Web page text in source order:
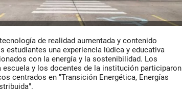
de realidad aumentada y contenido
estudiantes una experiencia lúdica y educativa
con la energía y la sostenibilidad. Los
y los docentes de la institución participaron
centrados en "Transición Energética, Energías